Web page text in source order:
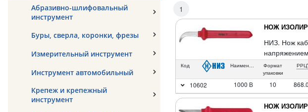
Абразивно-шлифовальный
инструмент
Буры, сверла, коронки, фрезы
Измерительный инструмент
Инструмент автомобильный
Крепеж и крепежный
инструмент
1
НОЖ
НИЗ. Нож
Код Наименование
Формат
упаковки
10602 1000 В 10
НОЖ